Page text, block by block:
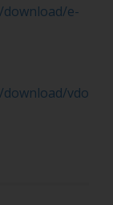
e-
vdo-